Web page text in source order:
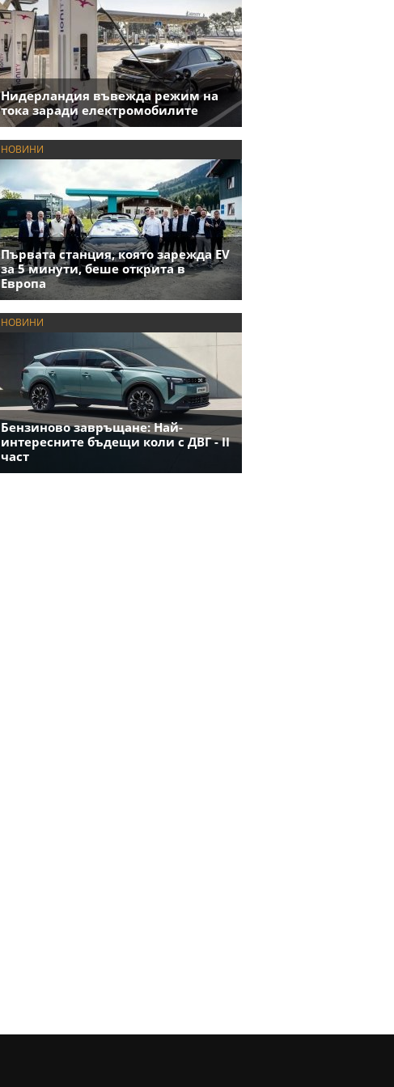
Нидерландия въвежда режим на
тока заради електромобилите
НОВИНИ
Първата станция, която зарежда EV
за 5 минути, беше открита в
Европа
НОВИНИ
Бензиново завръщане: Най-
интересните бъдещи коли с ДВГ - II
част